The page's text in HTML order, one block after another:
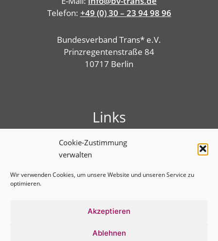
Cookie-Zustimmung
verwalten
Wir verwenden Cookies, um unsere Website und unseren Service zu
optimieren.
Akzeptieren
Ablehnen
Telefon: +49 (0) 30 – 23 94 98 96
Bundesverband Trans* e.V.
Prinzregentenstraße 84
10717 Berlin
Links
Presse
Linktree
Benutzungshinweise
Datenschutz­erklärung